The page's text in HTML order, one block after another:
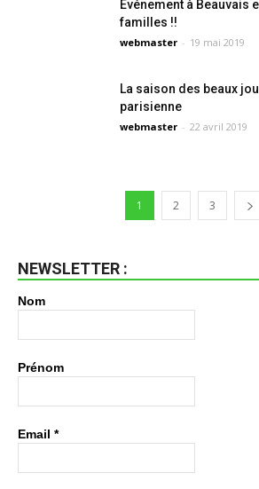
Evénement à Beauvais
familles !!
webmaster - 19 mai 2019
La saison des beaux
parisienne
webmaster - 22 avril 2019
1 2 3
NEWSLETTER :
Nom
Prénom
Email *